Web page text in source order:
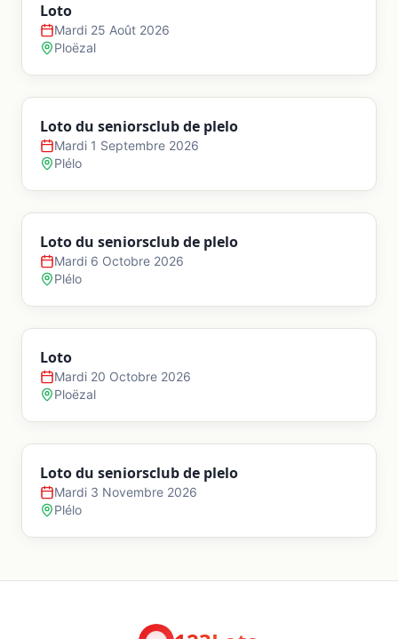
Loto
Mardi 25 Août 2026
Ploëzal
Loto du seniorsclub de plelo
Mardi 1 Septembre 2026
Plélo
Loto du seniorsclub de plelo
Mardi 6 Octobre 2026
Plélo
Loto
Mardi 20 Octobre 2026
Ploëzal
Loto du seniorsclub de plelo
Mardi 3 Novembre 2026
Plélo